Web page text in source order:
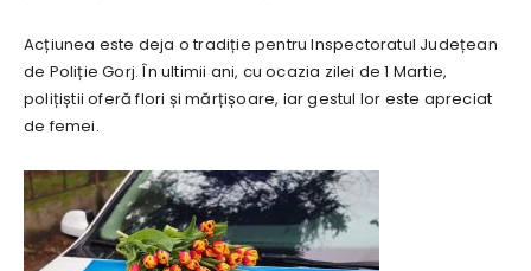
Acțiunea este deja o tradiție pentru Inspectoratul Județean
de Poliție Gorj. În ultimii ani, cu ocazia zilei de 1 Martie,
polițiștii oferă flori și mărțișoare, iar gestul lor este apreciat
de femei.